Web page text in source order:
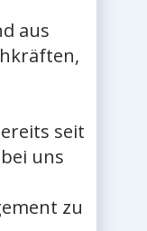
aus
seit
uns
zu